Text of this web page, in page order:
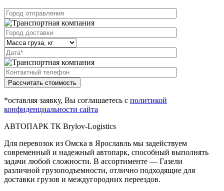
Рассчитать стоимость
*оставляя заявку, Вы соглашаетесь с политикой
конфиденциальности сайта
АВТОПАРК ТК Brylov-Logistics
Для перевозок из Омска в Ярославль мы задействуем
современный и надежный автопарк, способный выполнять
задачи любой сложности. В ассортименте — Газели
различной грузоподъемности, отлично подходящие для
доставки грузов и междугородних переездов.